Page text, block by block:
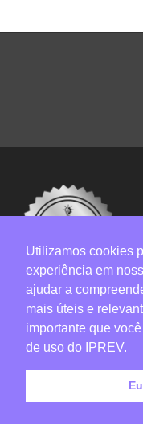
Utilizamos cookies
experiência em
ajudar a
mais úteis e
importante que
de uso do IPREV.